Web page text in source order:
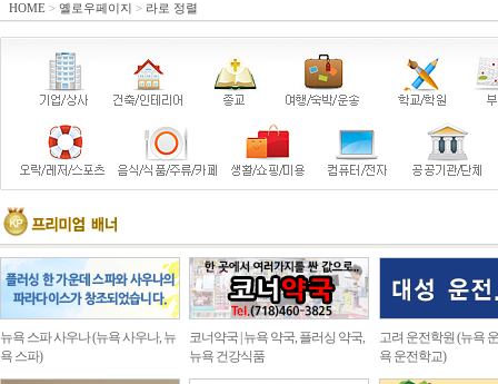
HOME > 옐로우페이지 > 라로 정렬
뉴욕 스파 사우나 (뉴욕 사우나, 뉴
욕 스파)
코너약국 | 뉴욕 약국, 플러싱 약국,
뉴욕 건강식품
고려 운전학원 (뉴욕
욕 운전학교)